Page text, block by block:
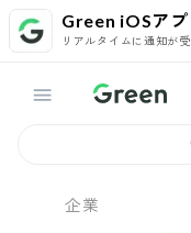
Green iOSアプ
リアルタイムに通知が
企業